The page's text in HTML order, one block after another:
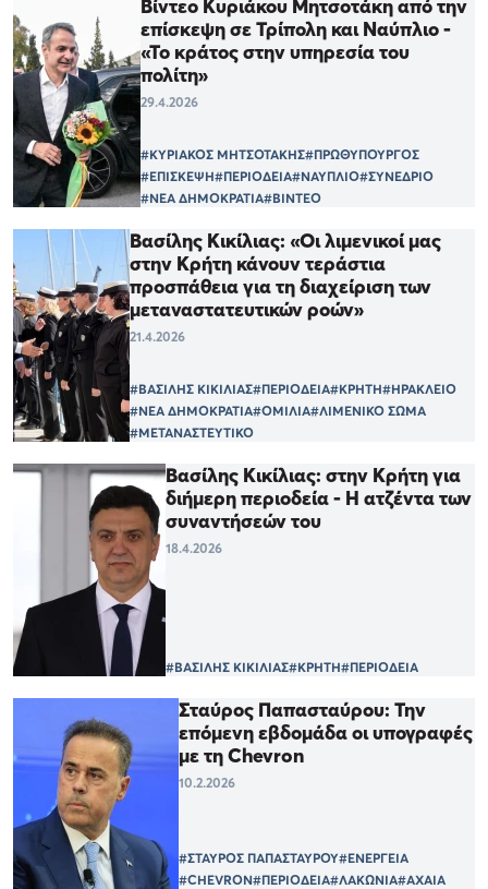
Βίντεο Κυριάκου Μητσοτάκη από την
επίσκεψη σε Τρίπολη και Ναύπλιο -
«Το κράτος στην υπηρεσία του
πολίτη»
29.4.2026
#ΚΥΡΙΑΚΟΣ ΜΗΤΣΟΤΑΚΗΣ#ΠΡΩΘΥΠΟΥΡΓΟΣ
#ΕΠΙΣΚΕΨΗ#ΠΕΡΙΟΔΕΙΑ#ΝΑΥΠΛΙΟ#ΣΥΝΕΔΡΙΟ
#ΝΕΑ ΔΗΜΟΚΡΑΤΙΑ#ΒΙΝΤΕΟ
Βασίλης Κικίλιας: «Οι λιμενικοί μας
στην Κρήτη κάνουν τεράστια
προσπάθεια για τη διαχείριση των
μεταναστατευτικών ροών»
21.4.2026
#ΒΑΣΙΛΗΣ ΚΙΚΙΛΙΑΣ#ΠΕΡΙΟΔΕΙΑ#ΚΡΗΤΗ#ΗΡΑΚΛΕΙΟ
#ΝΕΑ ΔΗΜΟΚΡΑΤΙΑ#ΟΜΙΛΙΑ#ΛΙΜΕΝΙΚΟ ΣΩΜΑ
#ΜΕΤΑΝΑΣΤΕΥΤΙΚΟ
Βασίλης Κικίλιας: στην Κρήτη για
διήμερη περιοδεία - Η ατζέντα των
συναντήσεών του
18.4.2026
#ΒΑΣΙΛΗΣ ΚΙΚΙΛΙΑΣ#ΚΡΗΤΗ#ΠΕΡΙΟΔΕΙΑ
Σταύρος Παπασταύρου: Την
επόμενη εβδομάδα οι υπογραφές
με τη Chevron
10.2.2026
#ΣΤΑΥΡΟΣ ΠΑΠΑΣΤΑΥΡΟΥ#ΕΝΕΡΓΕΙΑ
#CHEVRON#ΠΕΡΙΟΔΕΙΑ#ΛΑΚΩΝΙΑ#ΑΧΑΙΑ